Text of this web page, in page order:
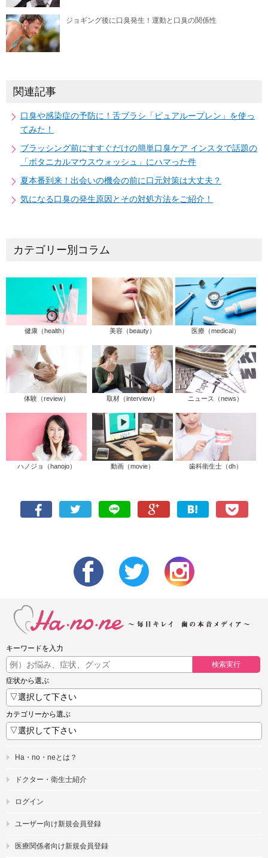
ジョギング後に口臭発生！運動と口臭の関係性
関連記事
口臭や感染症の予防に！舌ブラシ「ピュアループレン」を使っ
てみた！
ブラッシング前にすすぐだけの簡単口臭ケア インスタで話題の
「ボタニカルマウスウォッシュ」にハマった件
夏本番到来！出会いの機会の前に口元対策は大丈夫？
気になる口臭の発生原因とその対処方法をご紹介！
カテゴリー別コラム
健康（health） 美容（beauty） 医療（medical）
体験（review） 取材（interview） ニュース（news）
ハノジョ（hanojo） 動画（movie） 歯科衛生士（dh）
キーワードを入力
検索実行
症状から選ぶ
カテゴリーから選ぶ
Ha・no・neとは？
ドクター・衛生士紹介
ログイン
ユーザー向け新規会員登録
医療関係者向け新規会員登録